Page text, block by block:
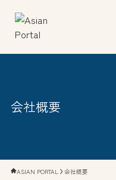
越境ECプラン
会社概要
ASIAN PORTAL 会社概要